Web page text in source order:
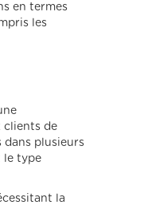
en termes
les
clients de
dans plusieurs
le type
la